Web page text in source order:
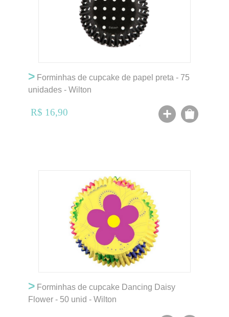
> Forminhas de cupcake de papel preta - 75
unidades - Wilton
R$ 16,90
> Forminhas de cupcake Dancing Daisy
Flower - 50 unid - Wilton